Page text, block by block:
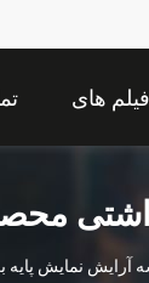
فیلم های
نمایش پایه